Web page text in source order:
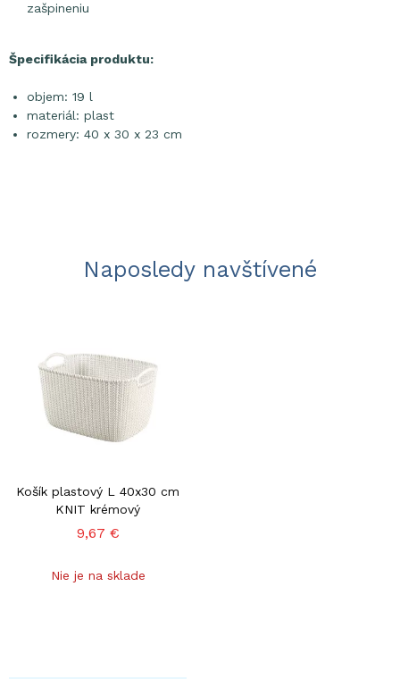
zašpineniu
Špecifikácia produktu:
objem: 19 l
materiál: plast
rozmery: 40 x 30 x 23 cm
Naposledy navštívené
Košík plastový L 40x30 cm
KNIT krémový
9,67 €
Nie je na sklade